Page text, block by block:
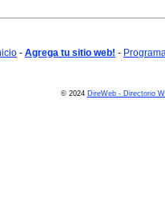
- Agrega tu sitio web! -
© 2024 DireWeb - Directorio